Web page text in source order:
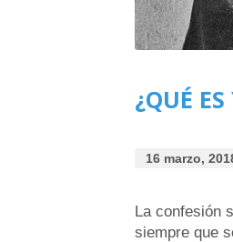
¿QUÉ
16 marzo,
La confesión
siempre que